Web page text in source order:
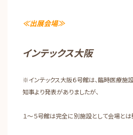
≪出展会場≫
インテックス大阪
※インテックス大阪６号館は、臨時医療施
知事より発表がありましたが、
１～５号館は完全に別施設として会場とは